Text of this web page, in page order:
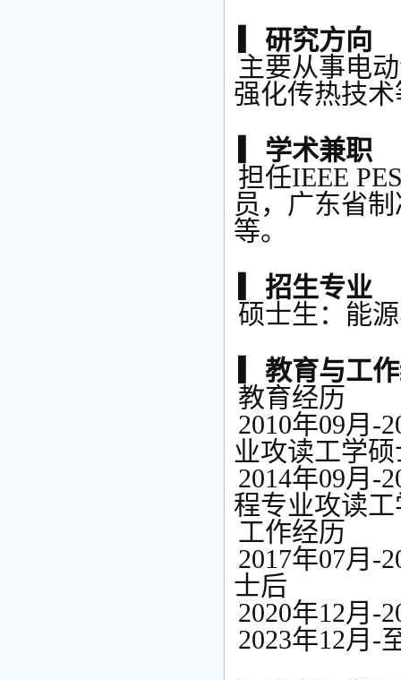
▎研究方向
主要从事电
强化传热技
▎学术兼职
担任IEEE
员，广东省
等。
▎招生专业
硕士生：能
▎教育与工
教育经历
2010年09月-
业攻读工学
2014年09月-
程专业攻读
工作经历
2017年07月-
士后
2020年12月-
2023年12月-